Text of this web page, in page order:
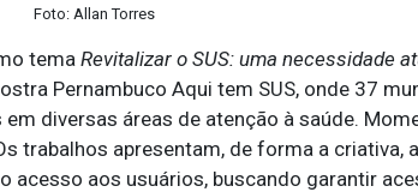
Foto: Allan Torres
tema Revitalizar o SUS: uma necessidade
Pernambuco Aqui tem SUS, onde 37
diversas áreas de atenção à saúde.
trabalhos apresentam, de forma a criativa,
acesso aos usuários, buscando garantir